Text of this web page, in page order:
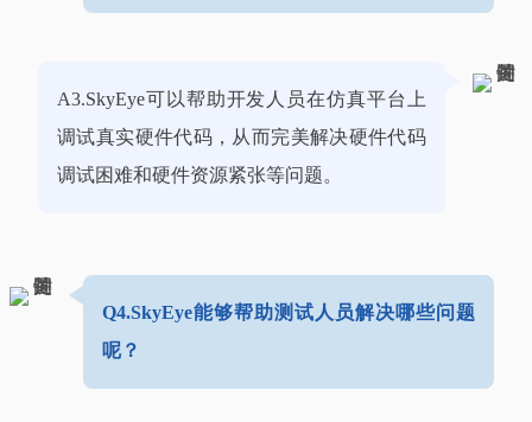
A3.SkyEye可以帮助开发人员在仿真平台上
调试真实硬件代码，从而完美解决硬件代码
调试困难和硬件资源紧张等问题。
Q4.SkyEye能够帮助测试人员解决哪些问题
呢？